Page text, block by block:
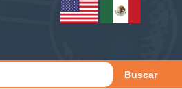
Buscar